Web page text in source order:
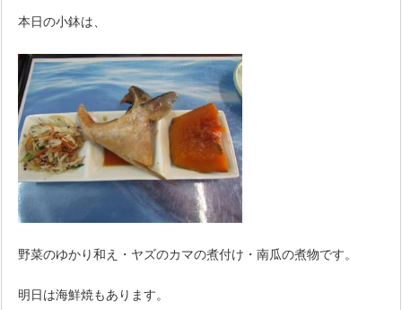
本日の小鉢は、
野菜のゆかり和え・ヤズのカマの煮付け・南瓜の煮物です。
明日は海鮮焼もあります。